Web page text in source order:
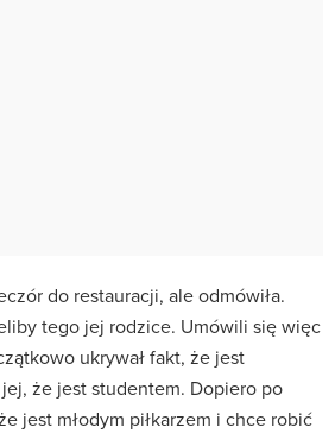
do restauracji, ale odmówiła.
tego jej rodzice. Umówili się więc
ukrywał fakt, że jest
jej, że jest studentem. Dopiero po
jest młodym piłkarzem i chce robić